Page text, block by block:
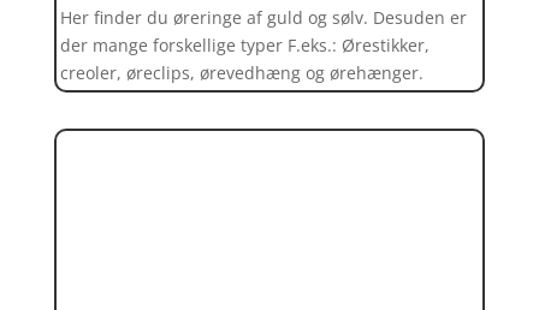
Her finder du øreringe af guld og sølv. Desuden er
der mange forskellige typer F.eks.: Ørestikker,
creoler, øreclips, ørevedhæng og ørehænger.